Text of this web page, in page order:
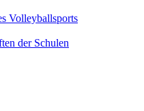
Volleyballsports
der Schulen